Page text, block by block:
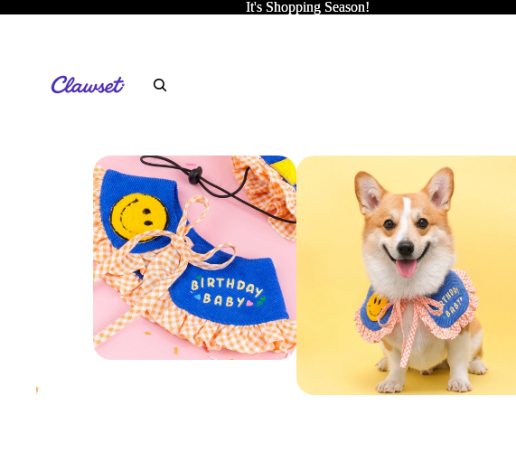
It's Shopping Season!
It's Shopping Season!